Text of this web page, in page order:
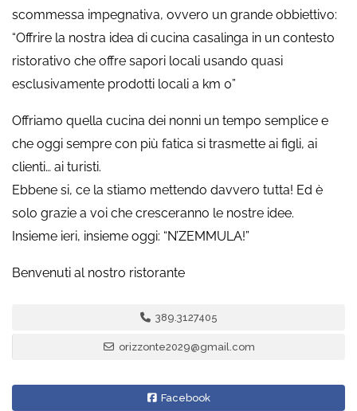
scommessa impegnativa, ovvero un grande obbiettivo:
“Offrire la nostra idea di cucina casalinga in un contesto
ristorativo che offre sapori locali usando quasi
esclusivamente prodotti locali a km 0”
Offriamo quella cucina dei nonni un tempo semplice e
che oggi sempre con più fatica si trasmette ai figli, ai
clienti… ai turisti.
Ebbene si, ce la stiamo mettendo davvero tutta! Ed è
solo grazie a voi che cresceranno le nostre idee.
Insieme ieri, insieme oggi: “N’ZEMMULA!”
Benvenuti al nostro ristorante
389.3127405
orizzonte2029@gmail.com
Facebook